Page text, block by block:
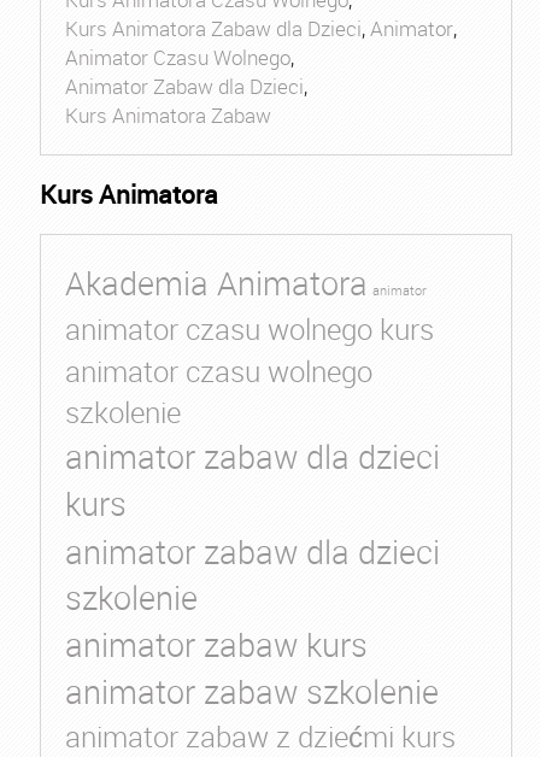
Kurs Animatora Zabaw dla Dzieci,Animator,
Animator Czasu Wolnego,
Animator Zabaw dla Dzieci,
Kurs Animatora Zabaw
Kurs Animatora
Akademia Animatora animator
animator czasu wolnego kurs
animator czasu wolnego
szkolenie
animator zabaw dla dzieci
kurs
animator zabaw dla dzieci
szkolenie
animator zabaw kurs
animator zabaw szkolenie
animator zabaw z dziećmi kurs